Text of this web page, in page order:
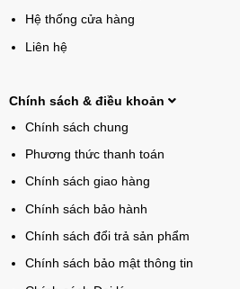
Hệ thống cửa hàng
Liên hệ
Chính sách & điều khoản
Chính sách chung
Phương thức thanh toán
Chính sách giao hàng
Chính sách bảo hành
Chính sách đổi trả sản phẩm
Chính sách bảo mật thông tin